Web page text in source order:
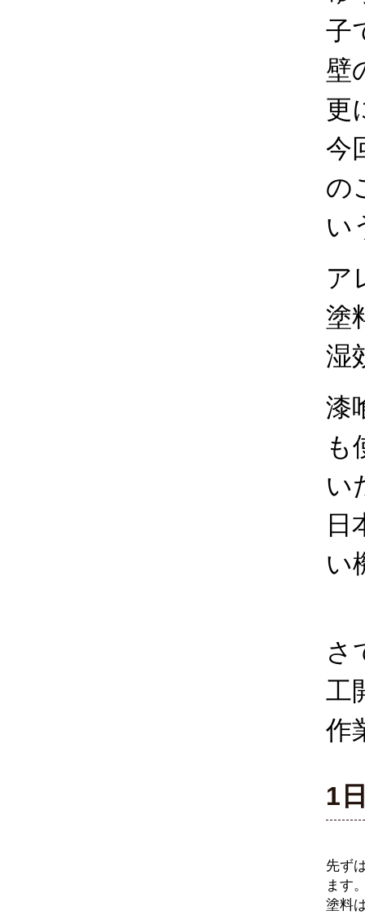
子
壁
更
今
の
い
ア
塗
湿
漆
も
い
日
い
さ
工
作
1
先ず
ます
塗料